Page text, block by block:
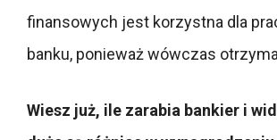
finansowych jest korzystna dla
banku, ponieważ wówczas
Wiesz już, ile zarabia bankier i